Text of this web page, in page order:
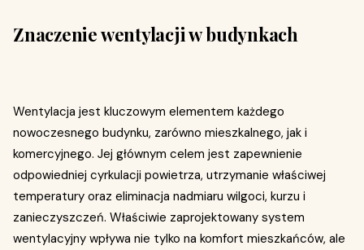
Znaczenie wentylacji w budynkach
Wentylacja jest kluczowym elementem każdego
nowoczesnego budynku, zarówno mieszkalnego, jak i
komercyjnego. Jej głównym celem jest zapewnienie
odpowiedniej cyrkulacji powietrza, utrzymanie właściwej
temperatury oraz eliminacja nadmiaru wilgoci, kurzu i
zanieczyszczeń. Właściwie zaprojektowany system
wentylacyjny wpływa nie tylko na komfort mieszkańców, ale